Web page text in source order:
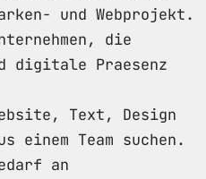
und Webprojekt.
die
digitale Praesenz
Text, Design
einem Team suchen.
an